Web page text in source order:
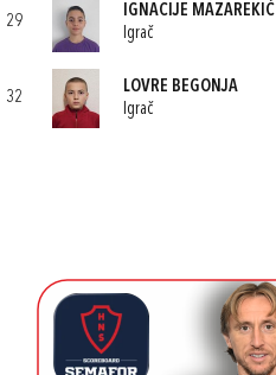
29
IGNACIJE MAZAREKIĆ
Igrač
32
LOVRE BEGONJA
Igrač